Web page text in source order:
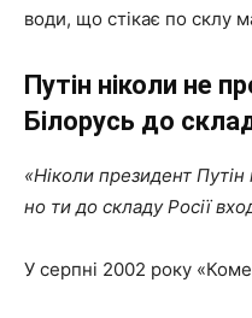
води, що стікає по склу
Путін ніколи не
Білорусь до
«Ніколи президент Путін
но ти до складу Росії
У серпні 2002 року